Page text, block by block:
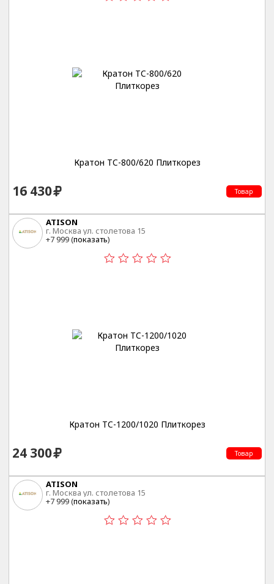
Кратон TC-800/620 Плиткорез
16 430 Товар
ATISON
г. Москва ул. столетова 15
+7 999 (показать)
Кратон TC-1200/1020 Плиткорез
24 300 Товар
ATISON
г. Москва ул. столетова 15
+7 999 (показать)